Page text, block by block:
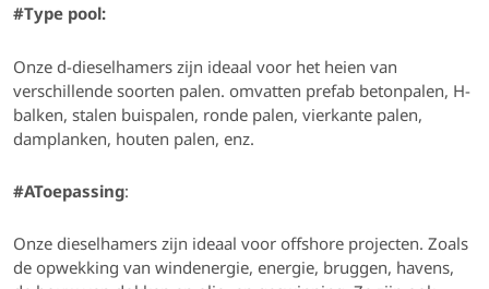
#Type pool:
Onze d-dieselhamers zijn ideaal voor het heien van
verschillende soorten palen. omvatten prefab betonpalen, H-
balken, stalen buispalen, ronde palen, vierkante palen,
damplanken, houten palen, enz.
#AToepassing:
Onze dieselhamers zijn ideaal voor offshore projecten. Zoals
de opwekking van windenergie, energie, bruggen, havens,